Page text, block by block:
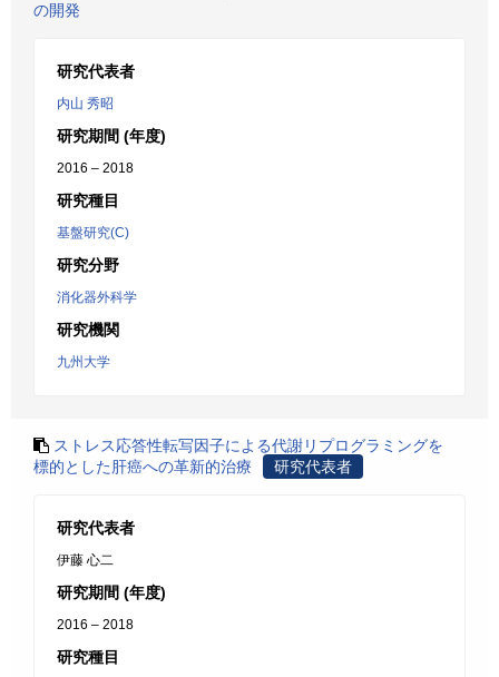
の開発
研究代表者
内山 秀昭
研究期間 (年度)
2016 – 2018
研究種目
基盤研究(C)
研究分野
消化器外科学
研究機関
九州大学
ストレス応答性転写因子による代謝リプログラミングを
標的とした肝癌への革新的治療
研究代表者
研究代表者
伊藤 心二
研究期間 (年度)
2016 – 2018
研究種目